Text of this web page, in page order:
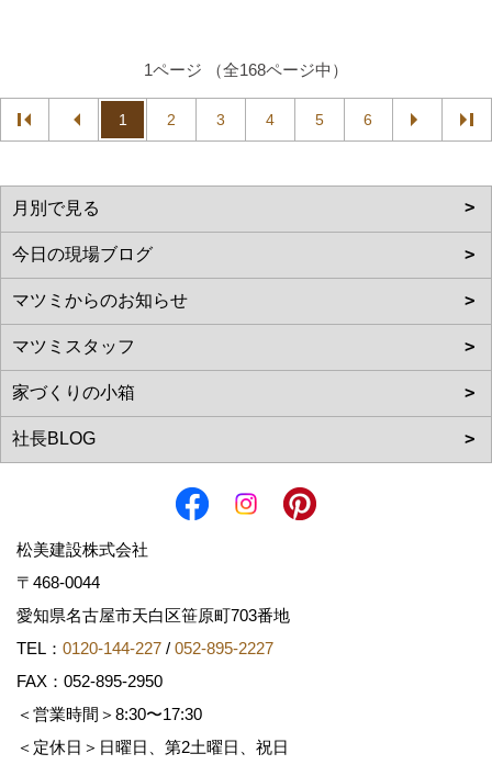
1ページ （全168ページ中）
1 2 3 4 5 6
松美建設株式会社
〒468-0044
愛知県名古屋市天白区笹原町703番地
TEL： 0120-144-227 / 052-895-2227
FAX：052-895-2950
＜営業時間＞8:30〜17:30
＜定休日＞日曜日、第2土曜日、祝日